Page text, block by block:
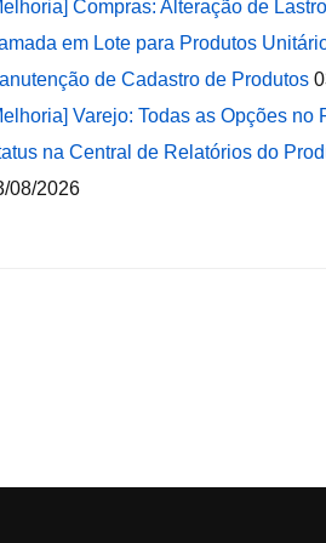
Compras: Alteração de
em Lote para Produtos
de Cadastro de Produtos
Varejo: Todas as Opções no
na Central de Relatórios do
08/2026